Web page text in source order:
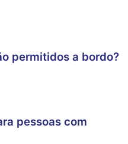
permitidos a bordo?
pessoas com